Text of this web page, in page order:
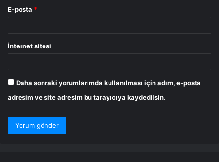
E-posta *
İnternet sitesi
Daha sonraki yorumlarımda kullanılması için adım, e-posta
adresim ve site adresim bu tarayıcıya kaydedilsin.